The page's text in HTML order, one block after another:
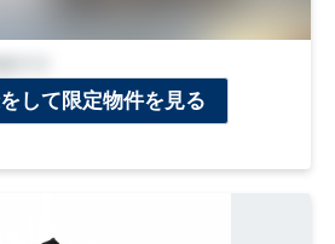
して限定物件を見る